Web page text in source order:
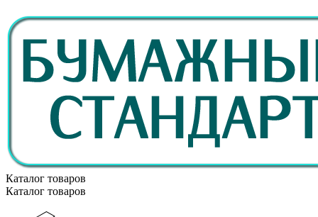
Каталог товаров
Каталог товаров